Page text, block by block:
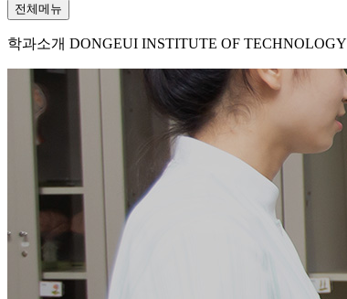
전체메뉴
학과소개 DONGEUI INSTITUTE OF TECHNOLOGY